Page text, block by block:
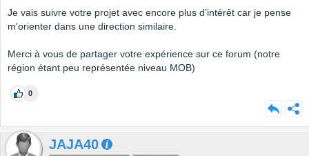
Je vais suivre votre projet avec encore plus d’intérêt car je pense
m'orienter dans une direction similaire.
Merci à vous de partager votre expérience sur ce forum (notre
région étant peu représentée niveau MOB)
0
JAJA40